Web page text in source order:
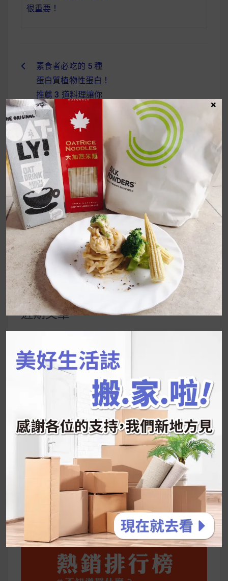
很重要！
文
導
覽
素食者必吃的 5 種
蛋白質植物性蛋白！
推薦 3 道料理讓你
輕鬆補充 100 克蛋
白質！
UrMart 為你打造理想生活
搜
尋
關
字:
近期文章
韓國人為什麼不容易胖？
推的MZ Diet ！
好吃的蛋白點心還有好玩的運動小遊戲！今年過
年已經等不及帶這盒跟我的親戚、朋友們一起分
2026 過年禮盒推薦｜五款百元健康伴手禮
停用猛健樂後會反彈嗎？作用解析＋停藥後體重
維持全攻略
公主營養師：飲食改變也是能快樂執行的！6 個
你一定要知道的技巧
×